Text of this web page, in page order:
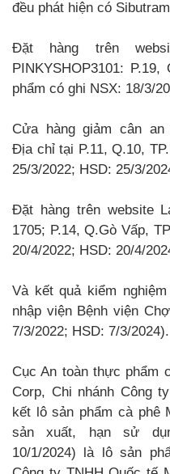
đều phát hiện có
Đặt hàng trên
PINKYSHOP3101:
phẩm có ghi NSX: 18/3/
Cửa hàng giảm cân an
Địa chỉ tại P.11, Q.10,
25/3/2022; HSD: 25/3/
Đặt hàng trên website
1705; P.14, Q.Gò Vấp,
20/4/2022; HSD: 20/4/
Và kết quả kiểm
nhập viện Bệnh viện
7/3/2022; HSD: 7/3/2024).
Cục An toàn thực phẩm
Corp, Chi nhánh Công
kết lô sản phẩm cà phê
sản xuất, hạn sử
10/1/2024) là lô sản